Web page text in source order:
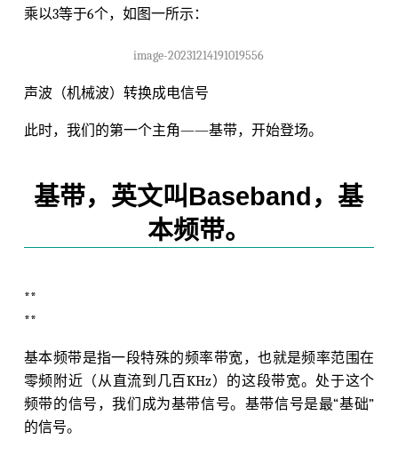
乘以3等于6个，如图一所示：
image-20231214191019556
声波（机械波）转换成电信号
此时，我们的第一个主角——基带，开始登场。
基带，英文叫Baseband，基
本频带。
**
**
基本频带是指一段特殊的频率带宽，也就是频率范围在
零频附近（从直流到几百KHz）的这段带宽。处于这个
频带的信号，我们成为基带信号。基带信号是最“基础”
的信号。